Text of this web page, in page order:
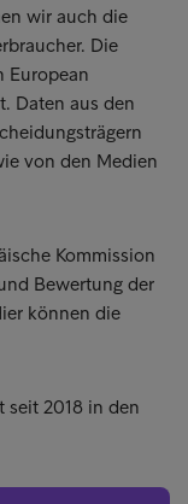
wir auch die
Die
European
Daten aus den
von den Medien
Kommission
Bewertung der
können die
seit 2018 in den